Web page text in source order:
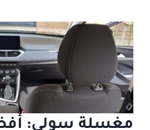
مغسلة سولي: